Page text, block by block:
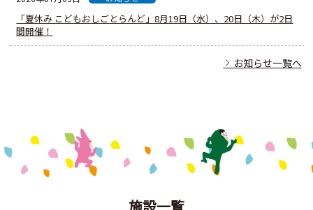
「夏休み こどもおしごとらんど」8月19日（水）、20日（木）が2日
間開催！
お知らせ一覧へ
施設一覧